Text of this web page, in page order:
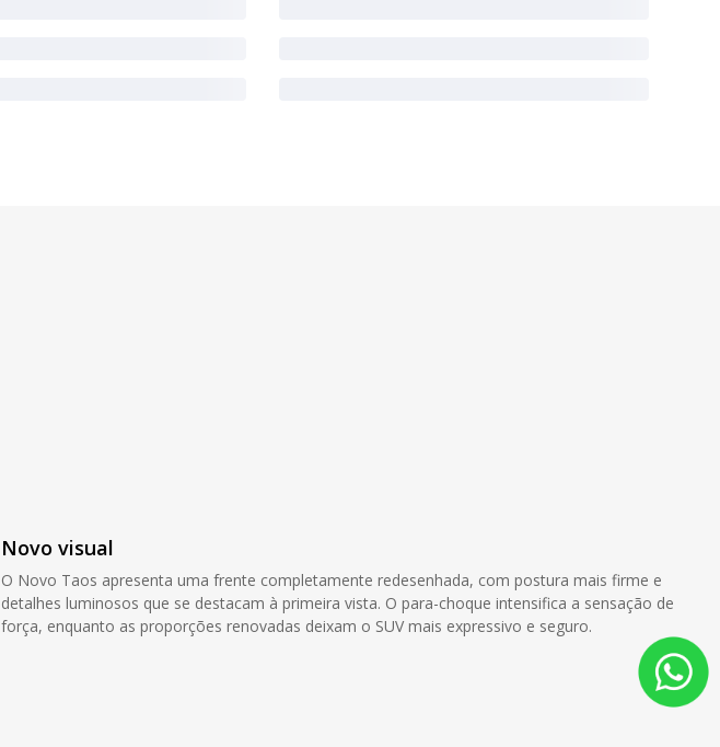
Novo visual
O Novo Taos apresenta uma frente completamente redesenhada, com postura mais firme e
detalhes luminosos que se destacam à primeira vista. O para-choque intensifica a sensação de
força, enquanto as proporções renovadas deixam o SUV mais expressivo e seguro.